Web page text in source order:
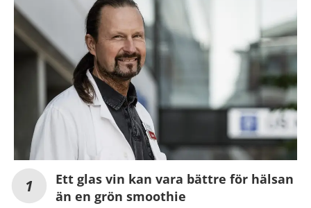
Ett glas vin kan vara bättre för hälsan
än en grön smoothie